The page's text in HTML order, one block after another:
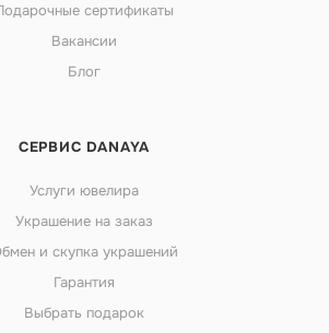
сертификаты
Вакансии
Блог
СЕРВИС DANAYA
Услуги ювелира
Украшение на заказ
и скупка украшений
Гарантия
Выбрать подарок